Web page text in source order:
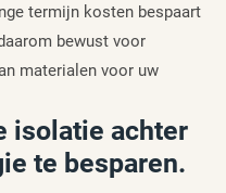
termijn kosten bespaart
bewust voor
materialen voor uw
isolatie achter
te besparen.